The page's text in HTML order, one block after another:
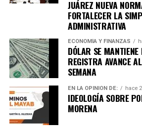
Unirme al canal de
JUÁREZ NUEVA
FORTALECER LA
ADMINISTRATIVA
ECONOMÍA Y FINANZAS
DÓLAR SE
REGISTRA AVANCE
SEMANA
EN LA OPINIÓN DE: hace
IDEOLOGÍA SOBRE
MORENA